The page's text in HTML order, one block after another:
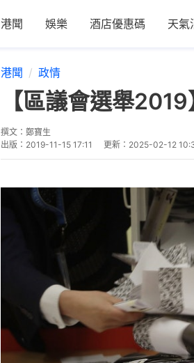
港聞 娛樂 酒店優惠碼 天氣
港聞 政情
【區議會選舉
撰文： 鄭寶生
出版： 2019-11-15 17:11 更新： 2025-02-12